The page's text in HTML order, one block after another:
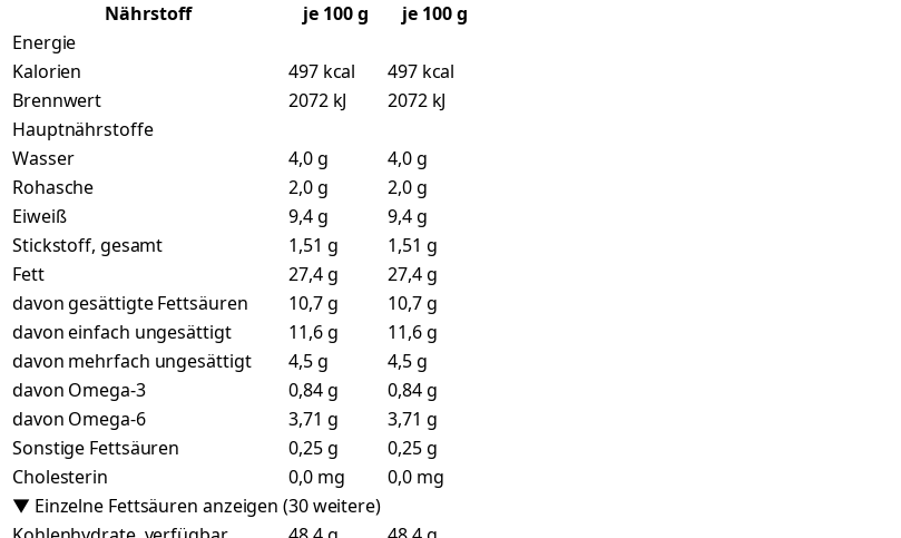
Nährstoff
je 100g
je 100 g
Energie
Kalorien
497 kcal
497 kcal
Brennwert
2072 kJ
2072 kJ
Hauptnährstoffe
Wasser
4,0 g
4,0 g
Rohasche
2,0 g
2,0 g
Eiweiß
9,4 g
9,4 g
Stickstoff, gesamt
1,51 g
1,51 g
Fett
27,4 g
27,4 g
davon gesättigte Fettsäuren
10,7 g
10,7 g
davon einfach ungesättigt
11,6 g
11,6 g
davon mehrfach ungesättigt
4,5 g
4,5 g
davon Omega-3
0,84 g
0,84 g
davon Omega-6
3,71 g
3,71 g
Sonstige Fettsäuren
0,25 g
0,25 g
Cholesterin
0,0 mg
0,0 mg
▼ Einzelne Fettsäuren anzeigen (30 weitere)